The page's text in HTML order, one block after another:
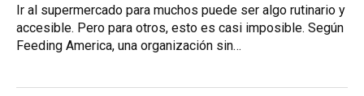
Ir al supermercado para muchos puede ser algo rutinario y
accesible. Pero para otros, esto es casi imposible. Según
Feeding America, una organización sin…